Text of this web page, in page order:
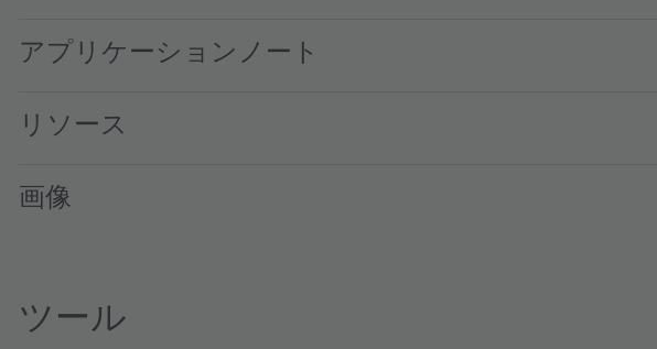
アプリケーションノート
リソース
画像
ツール